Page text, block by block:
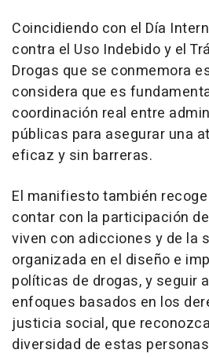
Coincidiendo con el Día
contra el Uso Indebido y el
Drogas que se conmemora
considera que es
coordinación real entre
públicas para asegurar una
eficaz y sin barreras.
El manifiesto también
contar con la participación
viven con adicciones y de la
organizada en el diseño e
políticas de drogas, y seguir
enfoques basados en los
justicia social, que
diversidad de estas